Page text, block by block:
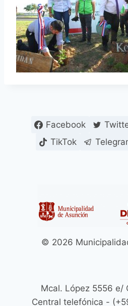
Facebook
TikTok
© 2026
Mcal. López 5556 e/
Central telefónica -